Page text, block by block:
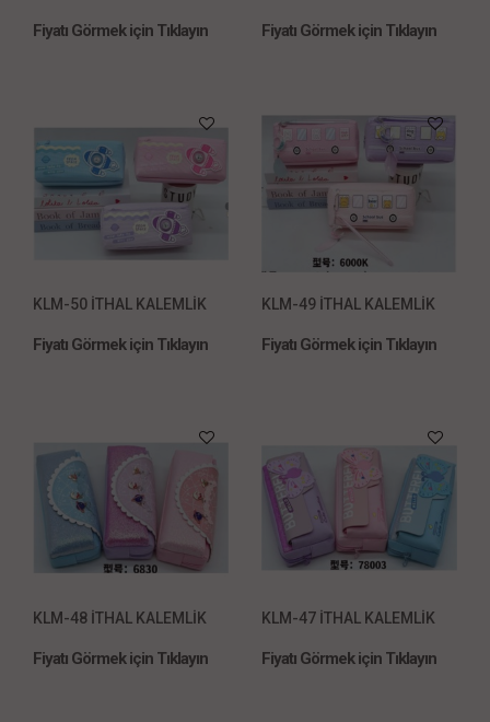
Fiyatı Görmek için Tıklayın Fiyatı Görmek için Tıklayın
KLM-50 İTHAL KALEMLİK
Fiyatı Görmek için Tıklayın
KLM-49 İTHAL KALEMLİK
Fiyatı Görmek için Tıklayın
KLM-48 İTHAL KALEMLİK
Fiyatı Görmek için Tıklayın
KLM-47 İTHAL KALEMLİK
Fiyatı Görmek için Tıklayın